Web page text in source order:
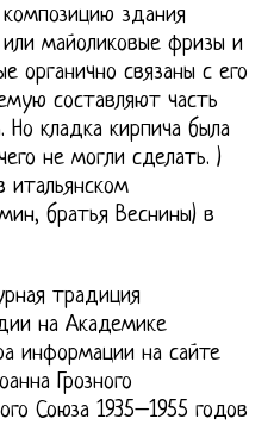
здания
майоликовые фризы и
органично связаны с его
составляют часть
Но кладка кирпича была
не могли сделать. )
итальянском
братья Веснины) в
традиция
на Академике
информации на сайте
Грозного
Союза 1935–1955 годов